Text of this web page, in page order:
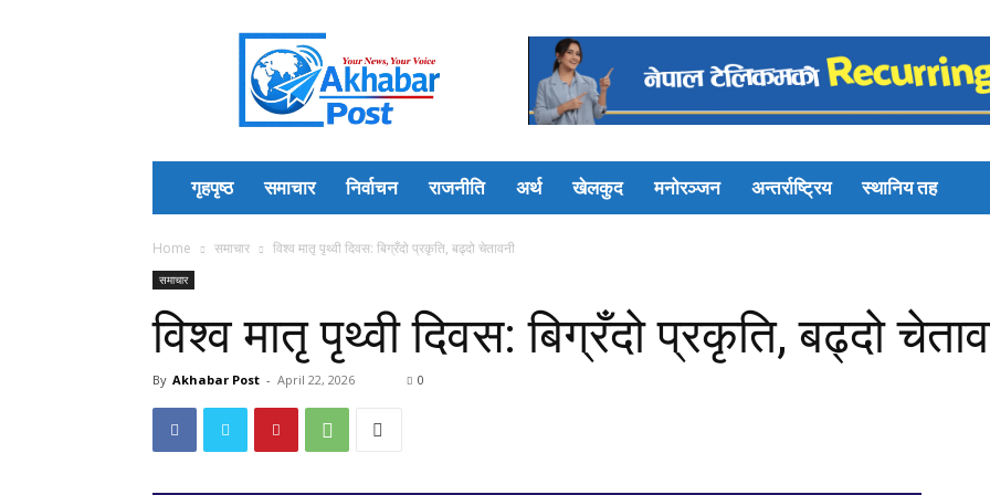
Akhabar
गृहपृष्ठ समाचार निर्वाचन राजनीति अर्थ खेलकुद मनोरञ्जन अन्तर्राष्ट्रिय स्थानिय तह
Home समाचार विश्व मातृ पृथ्वी दिवस: बिग्रँदो प्रकृति, बढ्दो चेतावनी
समाचार
विश्व मातृ पृथ्वी दिवस: बिग्रँदो प्रकृति, बढ्दो
By Akhabar Post - April 22, 2026 0